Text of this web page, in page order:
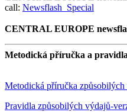
call: Newsflash_Special
CENTRAL EUROPE
Metodická příručka a
Metodická příručka
Pravidla způsobilých výdajů-